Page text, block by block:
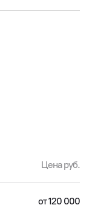
Цена руб.
от 120 000